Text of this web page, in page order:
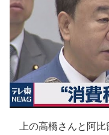
上の高橋さんと阿比